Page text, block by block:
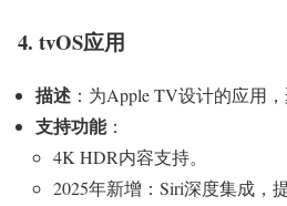
4. tvOS应用
描述 ：为Apple TV设计的应用
支持功能：
4K HDR内容支持。
2025年新增：Siri深度集成，